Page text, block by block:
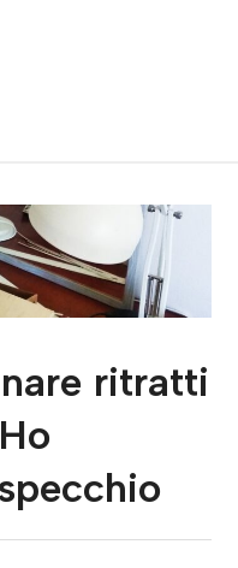
ritratti